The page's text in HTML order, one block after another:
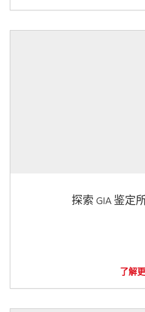
探索 GIA 鉴定
了解